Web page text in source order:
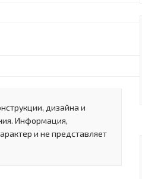
дизайна и
Информация,
и не представляет